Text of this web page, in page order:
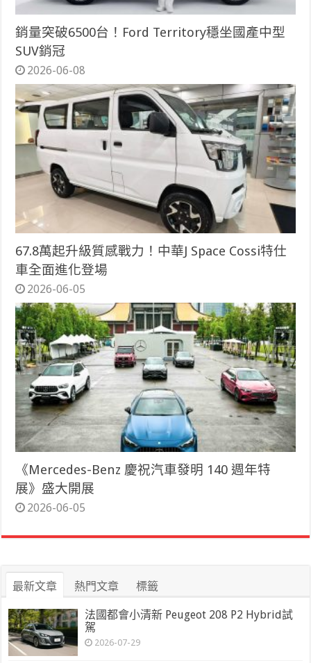
銷量突破6500台！Ford Territory穩坐國產中型
SUV銷冠
2026-06-08
67.8萬起升級質感戰力！中華J Space Cossi特仕
車全面進化登場
2026-06-05
《Mercedes-Benz 慶祝汽車發明 140 週年特
展》盛大開展
2026-06-05
最新文章 熱門文章 標籤
法國都會小清新 Peugeot 208 P2 Hybrid試
駕
2026-07-29